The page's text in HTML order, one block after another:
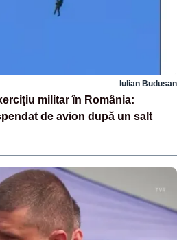
Iulian Budusan
militar în România:
de avion după un salt